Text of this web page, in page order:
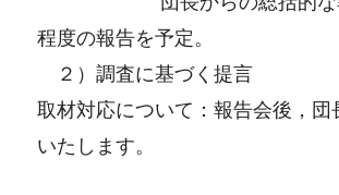
程度の報告を予定。
２）調査に基づく提言
取材対応について：報告会後，団
いたします。